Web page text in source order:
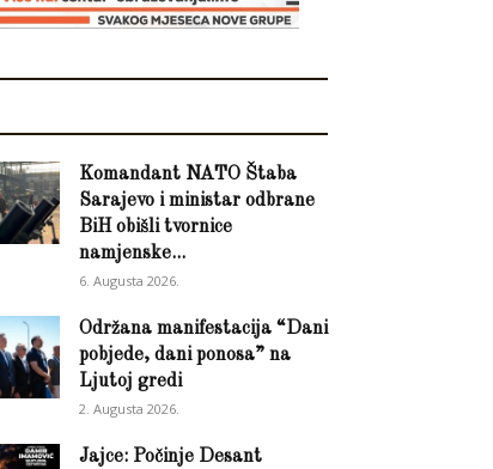
Komandant NATO Štaba
Sarajevo i ministar odbrane
BiH obišli tvornice
namjenske...
6. Augusta 2026.
Održana manifestacija “Dani
pobjede, dani ponosa” na
Ljutoj gredi
2. Augusta 2026.
Jajce: Počinje Desant